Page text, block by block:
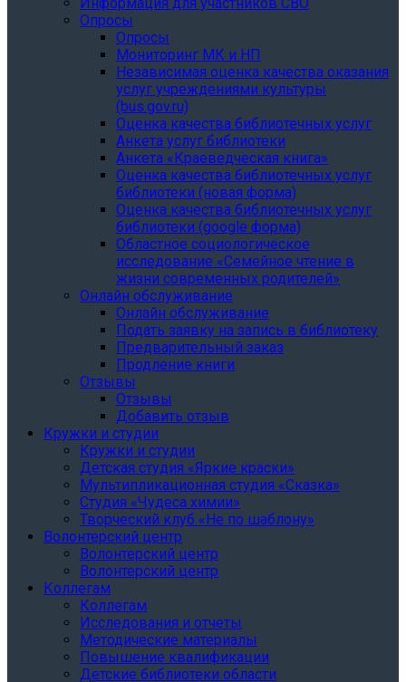
Опросы
Опросы
Мониторинг МК и НП
Независимая оценка качества оказания
услуг учреждениями культуры
(bus.gov.ru)
Оценка качества библиотечных услуг
Анкета услуг библиотеки
Анкета «Краеведческая книга»
Oценка качества библиотечных услуг
библиотеки (новая форма)
Oценка качества библиотечных услуг
библиотеки (google форма)
Областное социологическое
исследование «Семейное чтение в
жизни современных родителей»
Онлайн обслуживание
Онлайн обслуживание
Подать заявку на запись в библиотеку
Предварительный заказ
Продление книги
Отзывы
Отзывы
Добавить отзыв
Кружки и студии
Кружки и студии
Детская студия «Яркие краски»
Мультипликационная студия «Сказка»
Студия «Чудеса химии»
Творческий клуб «Не по шаблону»
Волонтерский центр
Волонтерский центр
Волонтерский центр
Коллегам
Коллегам
Исследования и отчеты
Методические материалы
Повышение квалификации
Детские библиотеки области